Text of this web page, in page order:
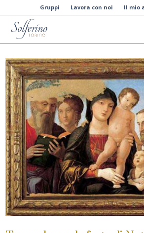
Gruppi Lavora con noi Il mio